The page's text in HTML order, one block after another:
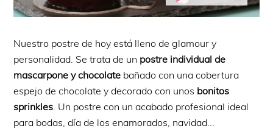
Nuestro postre de hoy está lleno de glamour y
personalidad. Se trata de un postre individual de
mascarpone y chocolate bañado con una cobertura
espejo de chocolate y decorado con unos bonitos
sprinkles . Un postre con un acabado profesional ideal
para bodas, día de los enamorados, navidad...